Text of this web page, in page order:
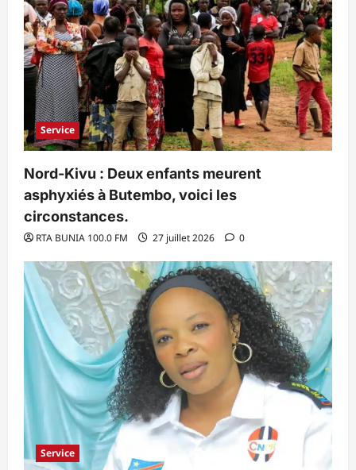
Service
Nord-Kivu : Deux enfants meurent
asphyxiés à Butembo, voici les
circonstances.
RTA BUNIA 100.0 FM 27 juillet 2026 0
Service